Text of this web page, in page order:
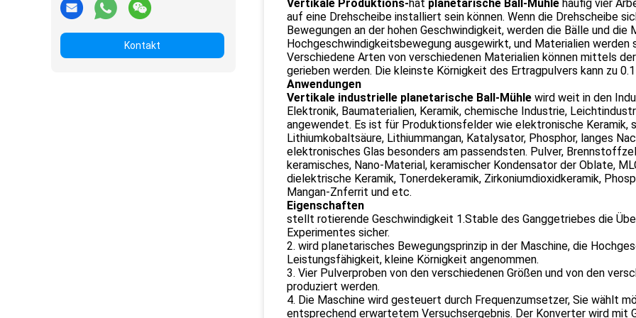
Kontakt
Vertikale Produktions-hat planetarische Ball-Mühle häufig vier
auf eine Drehscheibe installiert sein können. Wenn die Drehscheibe
Bewegungen an der hohen Geschwindigkeit, werden die Bälle und die
Hochgeschwindigkeitsbewegung ausgewirkt, und Materialien werden
Verschiedene Arten von verschiedenen Materialien können mittels
gerieben werden. Die kleinste Körnigkeit des Ertragpulvers kann zu
Anwendungen
Vertikale industrielle planetarische Ball-Mühle wird weit in den
Elektronik, Baumaterialien, Keramik, chemische Industrie,
angewendet. Es ist für Produktionsfelder wie elektronische Keramik,
Lithiumkobaltsäure, Lithiummangan, Katalysator, Phosphor, langes
elektronisches Glas besonders am passendsten. Pulver,
keramisches, Nano-Material, keramischer Kondensator der Oblate,
dielektrische Keramik, Tonerdekeramik, Zirkoniumdioxidkeramik,
Mangan-Znferrit und etc.
Eigenschaften
stellt rotierende Geschwindigkeit 1.Stable des Ganggetriebes die
Experimentes sicher.
2. wird planetarisches Bewegungsprinzip in der Maschine, die
Leistungsfähigkeit, kleine Körnigkeit angenommen.
3. Vier Pulverproben von den verschiedenen Größen und von den
produziert werden.
4. Die Maschine wird gesteuert durch Frequenzumsetzer, Sie wählt
entsprechend erwartetem Versuchsergebnis. Der Konverter wird mit